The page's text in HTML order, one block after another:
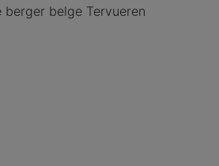
berger belge Tervueren